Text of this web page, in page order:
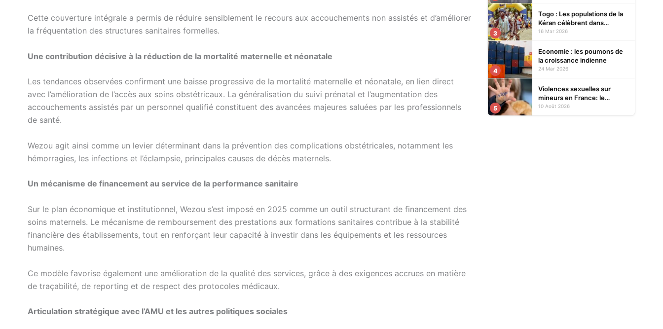
Cette couverture intégrale a permis de réduire sensiblement le recours aux accouchements non assistés et d’améliorer
la fréquentation des structures sanitaires formelles.
Une contribution décisive à la réduction de la mortalité maternelle et néonatale
Les tendances observées confirment une baisse progressive de la mortalité maternelle et néonatale, en lien direct
avec l’amélioration de l’accès aux soins obstétricaux. La généralisation du suivi prénatal et l’augmentation des
accouchements assistés par un personnel qualifié constituent des avancées majeures saluées par les professionnels
de santé.
Wezou agit ainsi comme un levier déterminant dans la prévention des complications obstétricales, notamment les
hémorragies, les infections et l’éclampsie, principales causes de décès maternels.
Un mécanisme de financement au service de la performance sanitaire
Sur le plan économique et institutionnel, Wezou s’est imposé en 2025 comme un outil structurant de financement des
soins maternels. Le mécanisme de remboursement des prestations aux formations sanitaires contribue à la stabilité
financière des établissements, tout en renforçant leur capacité à investir dans les équipements et les ressources
humaines.
Ce modèle favorise également une amélioration de la qualité des services, grâce à des exigences accrues en matière
de traçabilité, de reporting et de respect des protocoles médicaux.
Articulation stratégique avec l’AMU et les autres politiques sociales
3
Togo : Les populations de la
Kéran célèbrent dans
l’allégresse Tislim-Difoini,
16 Mar 2026
4
Economie : les poumons de
la croissance indienne
24 Mar 2026
5
Violences sexuelles sur
mineurs en France: le
gouvernement se penche
10 Août 2026